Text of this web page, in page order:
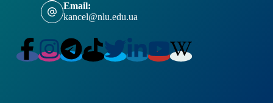
Email:
kancel@nlu.edu.ua